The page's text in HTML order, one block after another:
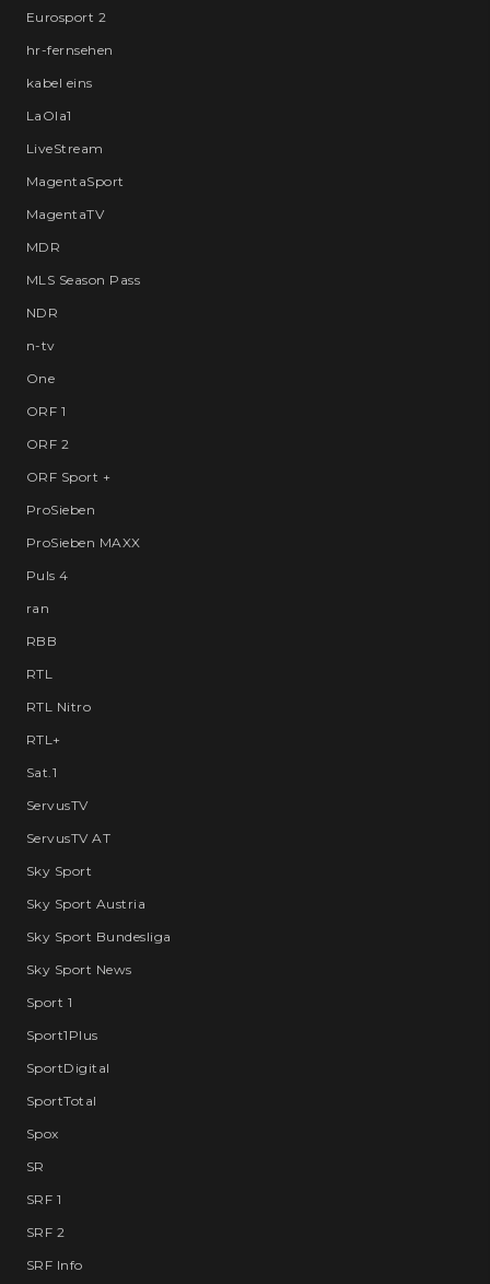
Eurosport 2
hr-fernsehen
kabel eins
LaOla1
LiveStream
MagentaSport
MagentaTV
MDR
MLS Season Pass
NDR
n-tv
One
ORF 1
ORF 2
ORF Sport +
ProSieben
ProSieben MAXX
Puls 4
ran
RBB
RTL
RTL Nitro
RTL+
Sat.1
ServusTV
ServusTV AT
Sky Sport
Sky Sport Austria
Sky Sport Bundesliga
Sky Sport News
Sport 1
Sport1Plus
SportDigital
SportTotal
Spox
SR
SRF 1
SRF 2
SRF Info